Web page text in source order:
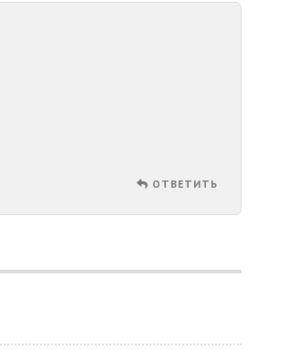
ОТВЕТИТЬ